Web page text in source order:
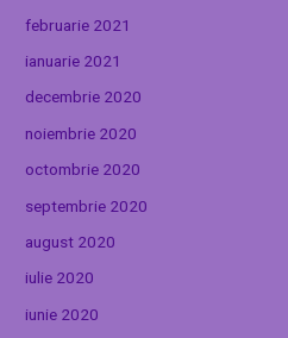
februarie 2021
ianuarie 2021
decembrie 2020
noiembrie 2020
octombrie 2020
septembrie 2020
august 2020
iulie 2020
iunie 2020